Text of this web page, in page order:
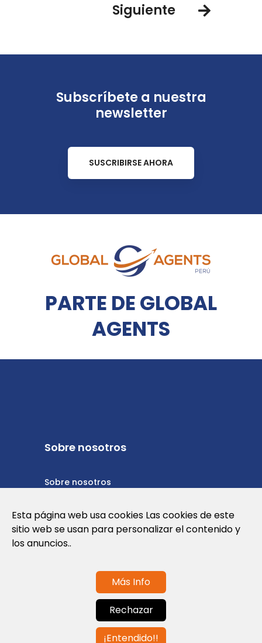
Siguiente
Subscríbete a nuestra
newsletter
SUSCRIBIRSE AHORA
PARTE DE GLOBAL
AGENTS
Sobre nosotros
Sobre nosotros
Política de cookies
Contáctanos
info@globalagents.net
Esta página web usa cookies Las cookies de este
sitio web se usan para personalizar el contenido y
los anuncios..
Más Info
Rechazar
¡Entendido!!